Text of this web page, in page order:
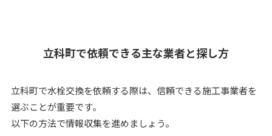
立科町で依頼できる主な業者と探し方
立科町で水栓交換を依頼する際は、信頼できる施工事業者を
選ぶことが重要です。
以下の方法で情報収集を進めましょう。